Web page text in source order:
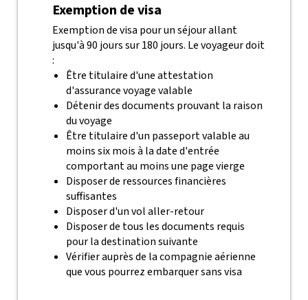
Exemption de visa
Exemption de visa pour un séjour allant
jusqu'à 90 jours sur 180 jours. Le voyageur doit
:
Être titulaire d'une attestation
d'assurance voyage valable
Détenir des documents prouvant la raison
du voyage
Être titulaire d'un passeport valable au
moins six mois à la date d'entrée
comportant au moins une page vierge
Disposer de ressources financières
suffisantes
Disposer d'un vol aller-retour
Disposer de tous les documents requis
pour la destination suivante
Vérifier auprès de la compagnie aérienne
que vous pourrez embarquer sans visa